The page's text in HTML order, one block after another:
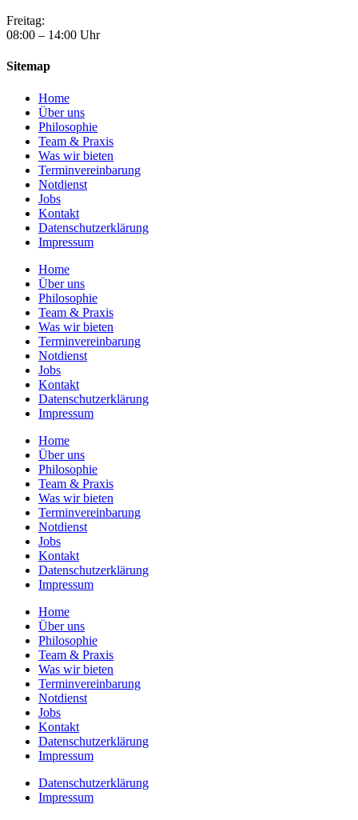
Freitag:
08:00 – 14:00 Uhr
Sitemap
Home
Über uns
Philosophie
Team & Praxis
Was wir bieten
Terminvereinbarung
Notdienst
Jobs
Kontakt
Datenschutzerklärung
Impressum
Home
Über uns
Philosophie
Team & Praxis
Was wir bieten
Terminvereinbarung
Notdienst
Jobs
Kontakt
Datenschutzerklärung
Impressum
Home
Über uns
Philosophie
Team & Praxis
Was wir bieten
Terminvereinbarung
Notdienst
Jobs
Kontakt
Datenschutzerklärung
Impressum
Home
Über uns
Philosophie
Team & Praxis
Was wir bieten
Terminvereinbarung
Notdienst
Jobs
Kontakt
Datenschutzerklärung
Impressum
Datenschutzerklärung
Impressum